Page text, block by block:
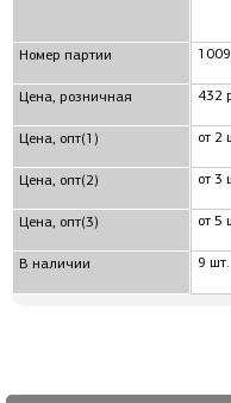
Номер партии
Цена, розничная
Цена, опт(1)
Цена, опт(2)
Цена, опт(3)
В наличии
432
от 2
от 3
от 5
9 шт.